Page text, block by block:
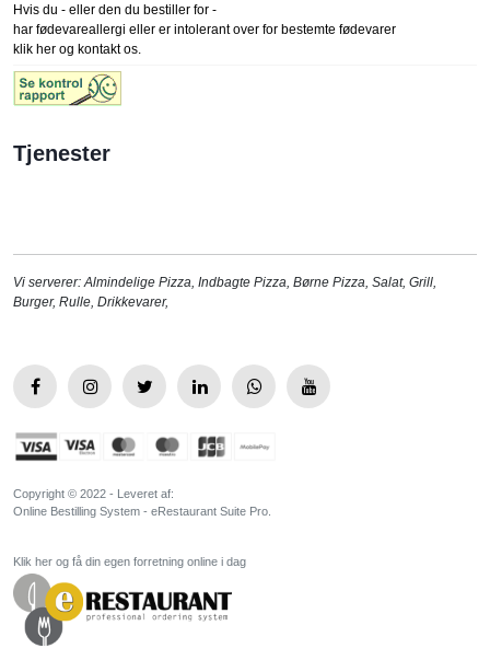
Hvis du - eller den du bestiller for -
har fødevareallergi eller er intolerant over for bestemte fødevarer
klik her og kontakt os.
Tjenester
Vi serverer: Almindelige Pizza Indbagte Pizza Børne Pizza Salat, Grill
Burger, Rulle Drikkevarer,
Copyright © 2022 - Leveret af:
Online Bestilling System - eRestaurant Suite Pro.
Klik her og få din egen forretning online i dag